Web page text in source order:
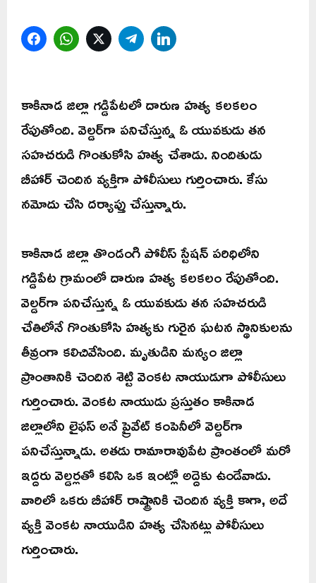
FacebookWhatsAppTwitterTelegram
కాకినాడ జిల్లా గడ్డిపేటలో దారుణ హత్య కలకలం
రేపుతోంది. వెల్డర్‌గా పనిచేస్తున్న ఓ యువకుడు తన
సహచరుడి గొంతుకోసి హత్య చేశాడు. నిందితుడు
బీహార్‌ చెందిన వ్యక్తిగా పోలీసులు గుర్తించారు. కేసు
నమోదు చేసి దర్యాప్తు చేస్తున్నారు.
కాకినాడ జిల్లా తొండంగి పోలీస్ స్టేషన్ పరిధిలోని
గడ్డిపేట గ్రామంలో దారుణ హత్య కలకలం రేపుతోంది.
వెల్డర్‌గా పనిచేస్తున్న ఓ యువకుడు తన సహచరుడి
చేతిలోనే గొంతుకోసి హత్యకు గురైన ఘటన స్థానికులను
తీవ్రంగా కలిచివేసింది. మృతుడిని మన్యం జిల్లా
ప్రాంతానికి చెందిన శెట్టి వెంకట నాయుడుగా పోలీసులు
గుర్తించారు. వెంకట నాయుడు ప్రస్తుతం కాకినాడ
జిల్లాలోని లైఫస్ అనే ప్రైవేట్ కంపెనీలో వెల్డర్‌గా
పనిచేస్తున్నాడు. అతడు రామారావుపేట ప్రాంతంలో మరో
ఇద్దరు వెల్డర్లతో కలిసి ఒక ఇంట్లో అద్దెకు ఉండేవాడు.
వారిలో ఒకరు బీహార్ రాష్ట్రానికి చెందిన వ్యక్తి కాగా, అదే
వ్యక్తి వెంకట నాయుడిని హత్య చేసినట్లు పోలీసులు
గుర్తించారు.